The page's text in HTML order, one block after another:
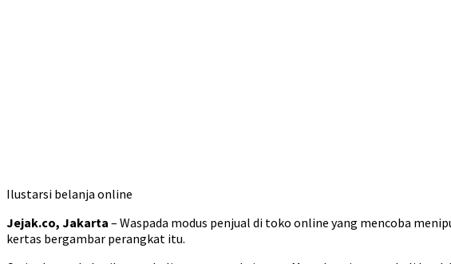
Ilustarsi belanja online
Jejak.co, Jakarta – Waspada modus penjual di toko online yang mencoba
kertas bergambar perangkat itu.